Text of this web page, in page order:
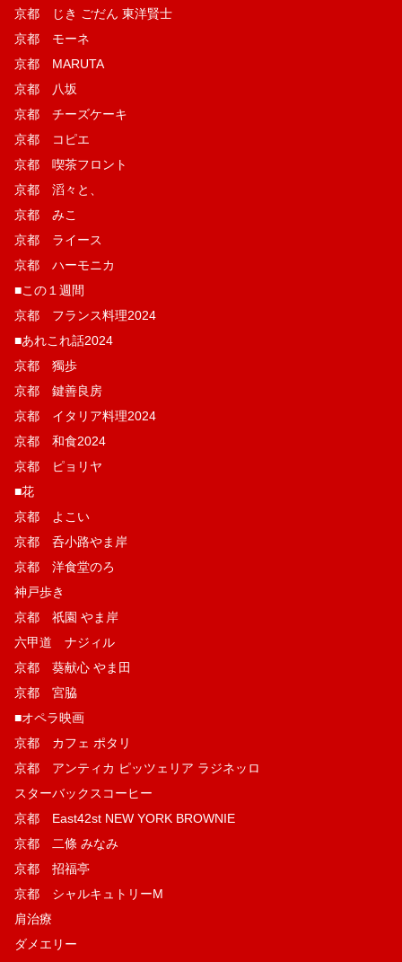
京都 じき ごだん 東洋賢士
京都 モーネ
京都 MARUTA
京都 八坂
京都 チーズケーキ
京都 コピエ
京都 喫茶フロント
京都 滔々と、
京都 みこ
京都 ライース
京都 ハーモニカ
■この１週間
京都 フランス料理2024
■あれこれ話2024
京都 獨歩
京都 鍵善良房
京都 イタリア料理2024
京都 和食2024
京都 ピョリヤ
■花
京都 よこい
京都 呑小路やま岸
京都 洋食堂のろ
神戸歩き
京都 祇園 やま岸
六甲道 ナジィル
京都 葵献心 やま田
京都 宮脇
■オペラ映画
京都 カフェ ポタリ
京都 アンティカ ピッツェリア ラジネッロ
スターバックスコーヒー
京都 East42st NEW YORK BROWNIE
京都 二條 みなみ
京都 招福亭
京都 シャルキュトリーM
肩治療
ダメエリー